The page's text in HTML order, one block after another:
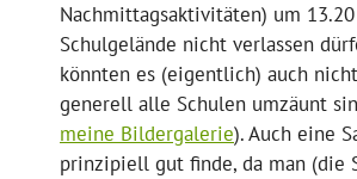
Nachmittagsaktivitäten) um
Schulgelände nicht verlassen
könnten es (eigentlich) auch
generell alle Schulen umzäunt
meine Bildergalerie). Auch eine
prinzipiell gut finde, da man (die